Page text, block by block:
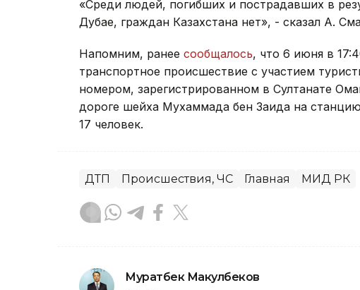
«Среди людей, погибших и пострадавших в
Дубае, граждан Казахстана нет», - сказал А.
Напомним, ранее сообщалось, что 6 июня в
транспортное происшествие с участием
номером, зарегистрированном в Султанате
дороге шейха Мухаммада бен Заида на
17 человек.
ДТП Происшествия, ЧС Главная МИД РК
Муратбек Макулбеков